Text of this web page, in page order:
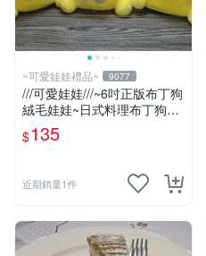
~可愛娃娃禮品~ 9077
///可愛娃娃///~6吋正版布丁狗
絨毛娃娃~日式料理布丁狗~
壽司~三角飯糰~炸蝦---約15
公分
$135
近期銷量1件